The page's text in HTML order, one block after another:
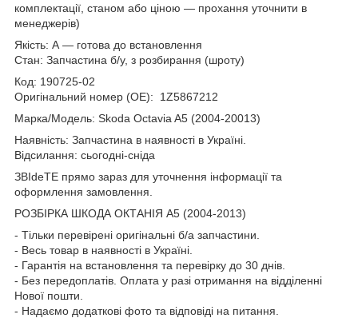
комплектації, станом або ціною — прохання уточнити в
менеджерів)
Якість: А — готова до встановлення
Стан: Запчастина б/у, з розбирання (шроту)
Код: 190725-02
Оригінальний номер (ОЕ): 1Z5867212
Марка/Модель: Skoda Octavia A5 (2004-20013)
Наявність: Запчастина в наявності в Україні.
Відсилання: сьогодні-сніда
ЗВІdeТЕ прямо зараз для уточнення інформації та
оформлення замовлення.
РОЗБІРКА ШКОДА ОКТАНІЯ A5 (2004-2013)
- Тільки перевірені оригінальні б/а запчастини.
- Весь товар в наявності в Україні.
- Гарантія на встановлення та перевірку до 30 днів.
- Без передоплатів. Оплата у разі отримання на відділенні
Нової пошти.
- Надаємо додаткові фото та відповіді на питання.